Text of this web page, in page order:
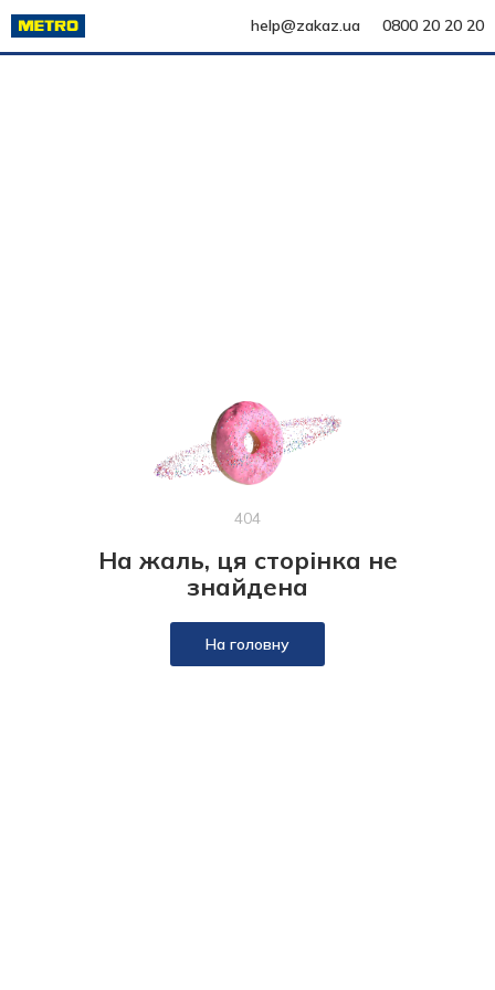
help@zakaz.ua 0800 20 20 20
404
На жаль, ця сторінка не
знайдена
На головну